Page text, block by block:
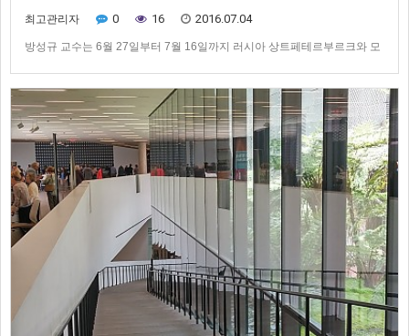
최고관리자 0 16 2016.07.04
방성규 교수는 6월 27일부터 7월 16일까지 러시아 상트페테르부르크와 모